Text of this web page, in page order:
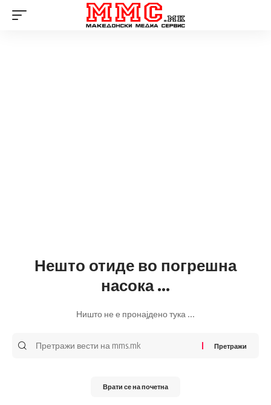
Нешто отиде во погрешна
насока ...
Ништо не е пронајдено тука ...
Претражи
Врати се на почетна